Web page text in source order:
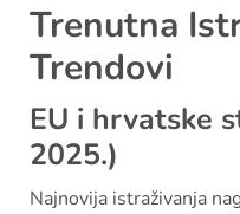
Trenutna
Trendovi
EU i hrvatske
2025.)
Najnovija istraživanja